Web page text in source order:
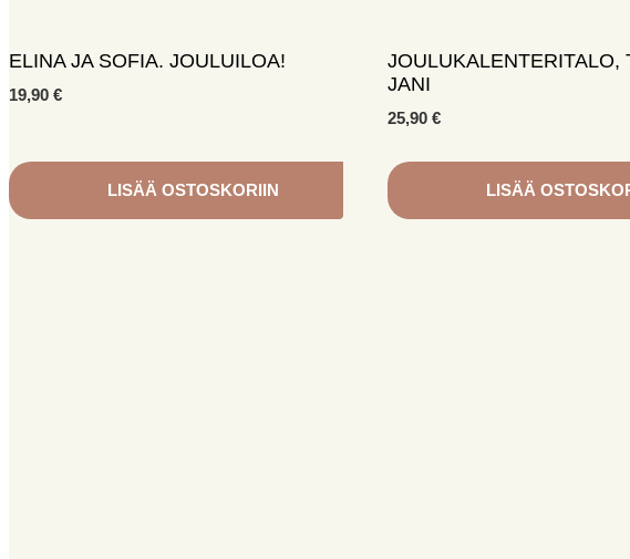
ELINA JA SOFIA. JOULUILOA!
19,90 €
LISÄÄ OSTOSKORIIN
JOULUKALENTERITALO,
JANI
25,90 €
LISÄÄ